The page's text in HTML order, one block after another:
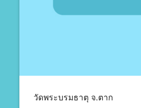
วัดพระบรมธาตุ จ.ตาก